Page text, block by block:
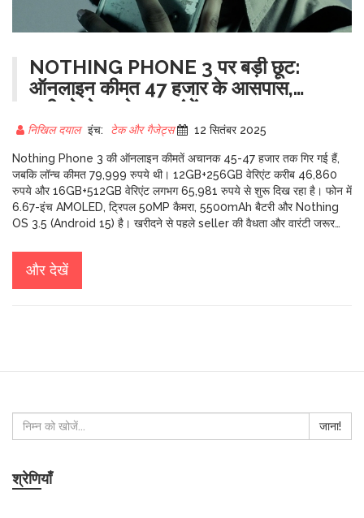
NOTHING PHONE 3 पर बड़ी छूट:
ऑनलाइन कीमत 47 हजार के आसपास,
खरीदने से पहले क्या जांचें
निखिल दयाल इंच: टेक और गैजेट्स 12 सितंबर 2025
Nothing Phone 3 की ऑनलाइन कीमतें अचानक 45-47 हजार तक गिर गई हैं,
जबकि लॉन्च कीमत 79,999 रुपये थी। 12GB+256GB वेरिएंट करीब 46,860
रुपये और 16GB+512GB वेरिएंट लगभग 65,981 रुपये से शुरू दिख रहा है। फोन में
6.67-इंच AMOLED, ट्रिपल 50MP कैमरा, 5500mAh बैटरी और Nothing
OS 3.5 (Android 15) है। खरीदने से पहले seller की वैधता और वारंटी जरूर
और देखें
जाना!
श्रेणियाँ